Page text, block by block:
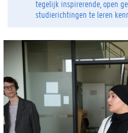
tegelijk inspirerende, open
studierichtingen te leren